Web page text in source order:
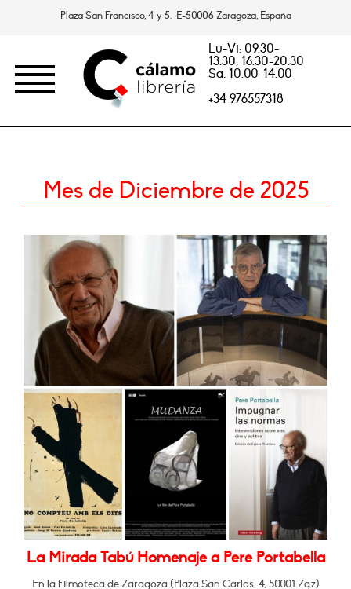
Plaza San Francisco, 4 y 5. E-50006 Zaragoza, España
Lu-Vi: 09.30-
13.30, 16.30-20.30
Sa: 10.00-14.00
+34 976557318
Mes de Diciembre de 2025
La Mirada Tabú Homenaje a Pere Portabella
En la Filmoteca de Zaragoza (Plaza San Carlos, 4, 50001 Zgz)